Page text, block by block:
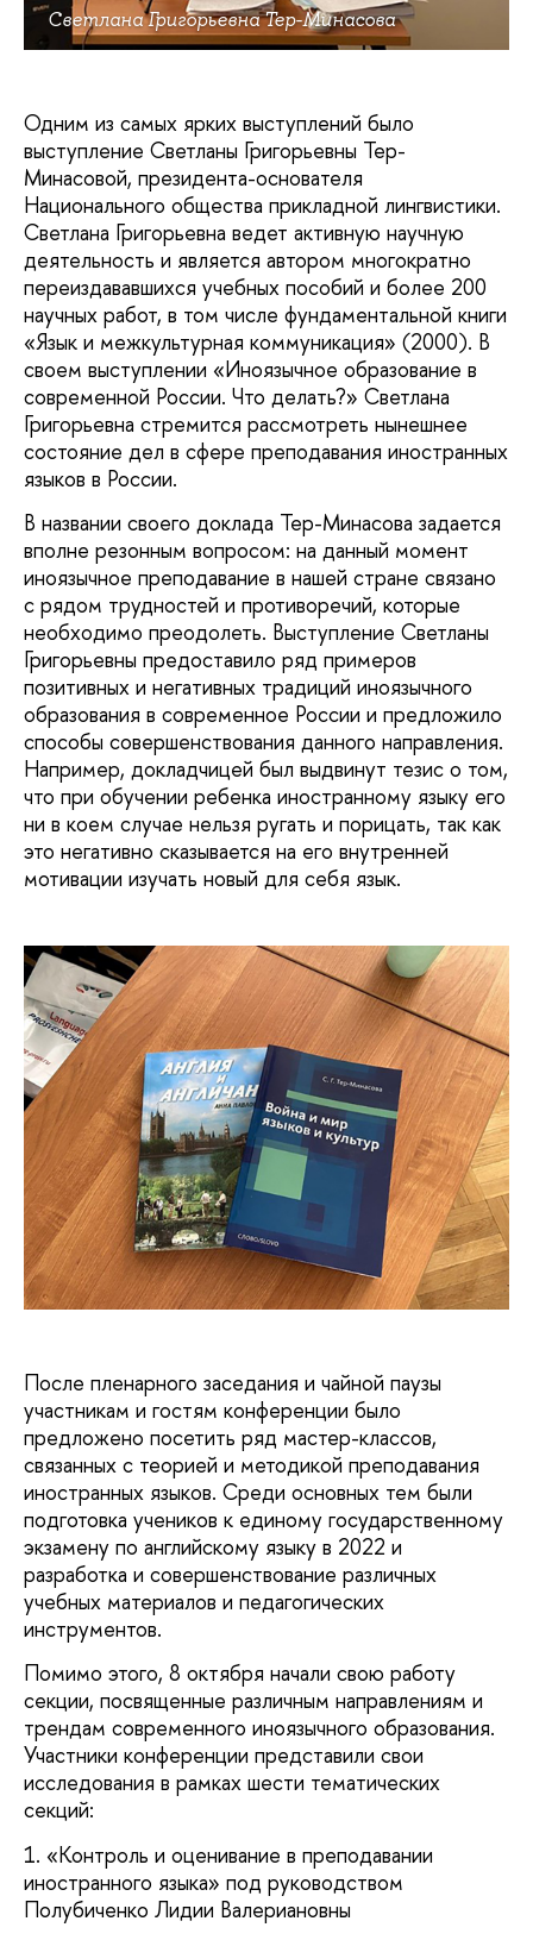
Светлана Григорьевна Тер-Минасова
Одним из самых ярких выступлений было
выступление Светланы Григорьевны Тер-
Минасовой, президента-основателя
Национального общества прикладной лингвистики.
Светлана Григорьевна ведет активную научную
деятельность и является автором многократно
переиздававшихся учебных пособий и более 200
научных работ, в том числе фундаментальной книги
«Язык и межкультурная коммуникация» (2000). В
своем выступлении «Иноязычное образование в
современной России. Что делать?» Светлана
Григорьевна стремится рассмотреть нынешнее
состояние дел в сфере преподавания иностранных
языков в России.
В названии своего доклада Тер-Минасова задается
вполне резонным вопросом: на данный момент
иноязычное преподавание в нашей стране связано
с рядом трудностей и противоречий, которые
необходимо преодолеть. Выступление Светланы
Григорьевны предоставило ряд примеров
позитивных и негативных традиций иноязычного
образования в современное России и предложило
способы совершенствования данного направления.
Например, докладчицей был выдвинут тезис о том,
что при обучении ребенка иностранному языку его
ни в коем случае нельзя ругать и порицать, так как
это негативно сказывается на его внутренней
мотивации изучать новый для себя язык.
После пленарного заседания и чайной паузы
участникам и гостям конференции было
предложено посетить ряд мастер-классов,
связанных с теорией и методикой преподавания
иностранных языков. Среди основных тем были
подготовка учеников к единому государственному
экзамену по английскому языку в 2022 и
разработка и совершенствование различных
учебных материалов и педагогических
инструментов.
Помимо этого, 8 октября начали свою работу
секции, посвященные различным направлениям и
трендам современного иноязычного образования.
Участники конференции представили свои
исследования в рамках шести тематических
секций:
1. «Контроль и оценивание в преподавании
иностранного языка» под руководством
Полубиченко Лидии Валериановны